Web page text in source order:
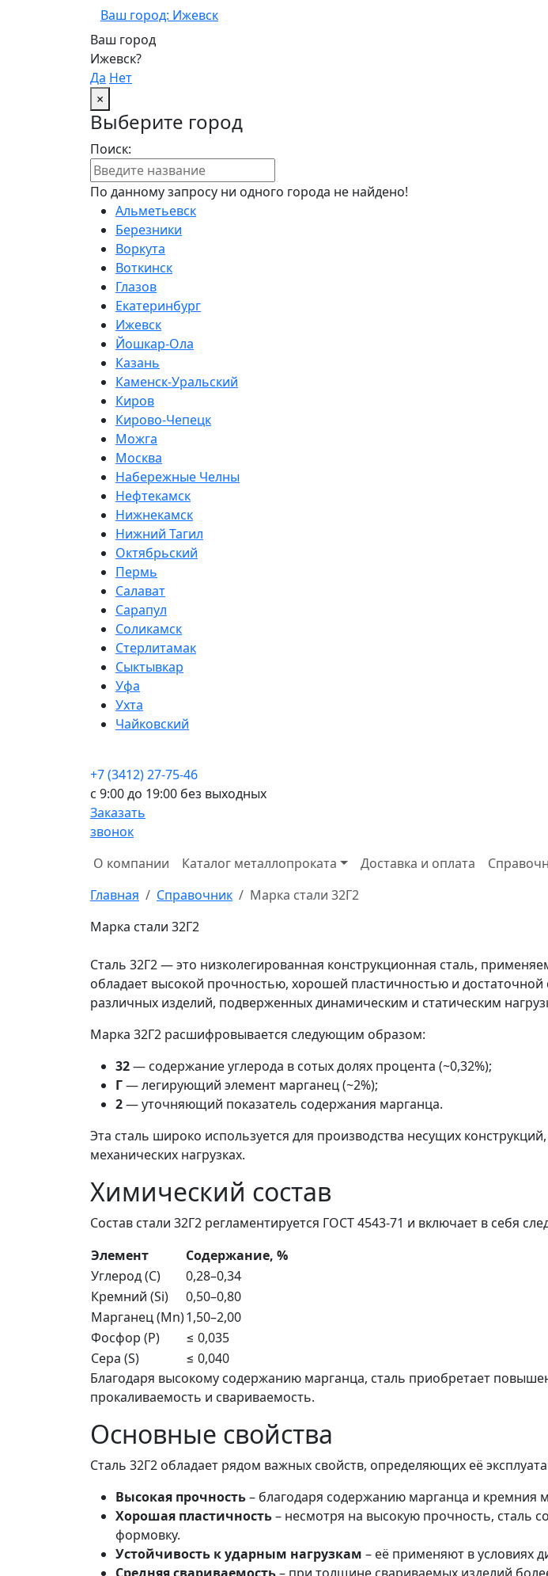
Ваш город: Ижевск
Ваш город
Ижевск?
Да Нет
×
Выберите город
Поиск:
По данному запросу ни одного города не найдено!
Альметьевск
Березники
Воркута
Воткинск
Глазов
Екатеринбург
Ижевск
Йошкар-Ола
Казань
Каменск-Уральский
Киров
Кирово-Чепецк
Можга
Москва
Набережные Челны
Нефтекамск
Нижнекамск
Нижний Тагил
Октябрьский
Пермь
Салават
Сарапул
Соликамск
Стерлитамак
Сыктывкар
Уфа
Ухта
Чайковский
+7 (3412) 27-75-46
c 9:00 до 19:00 без выходных
Заказать
звонок
О компании
Каталог металлопроката Доставка и оплата
Главная
Справочник
Марка стали 32Г2
Марка стали 32Г2
Сталь 32Г2 — это низколегированная конструкционная сталь,
обладает высокой прочностью, хорошей пластичностью и
различных изделий, подверженных динамическим и статическим
Марка 32Г2 расшифровывается следующим образом:
32— содержание углерода в сотых долях процента (~0,32%);
Г— легирующий элемент марганец (~2%);
2— уточняющий показатель содержания марганца.
Эта сталь широко используется для производства несущих
механических нагрузках.
Химический состав
Состав стали 32Г2 регламентируется ГОСТ 4543-71 и включает в себя
Элемент
Содержание, %
Углерод (C)
0,28–0,34
Кремний (Si)
0,50–0,80
Марганец (Mn)1,50–2,00
Фосфор (P)
≤ 0,035
Сера (S)
≤ 0,040
Благодаря высокому содержанию марганца, сталь приобретает
прокаливаемость и свариваемость.
Основные свойства
Сталь 32Г2 обладает рядом важных свойств, определяющих её
Высокая прочность– благодаря содержанию марганца и кремния
Хорошая пластичность– несмотря на высокую прочность, сталь
формовку.
Устойчивость к ударным нагрузкам – её применяют в условиях